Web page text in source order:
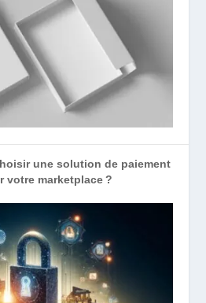
une solution de paiement
votre marketplace ?